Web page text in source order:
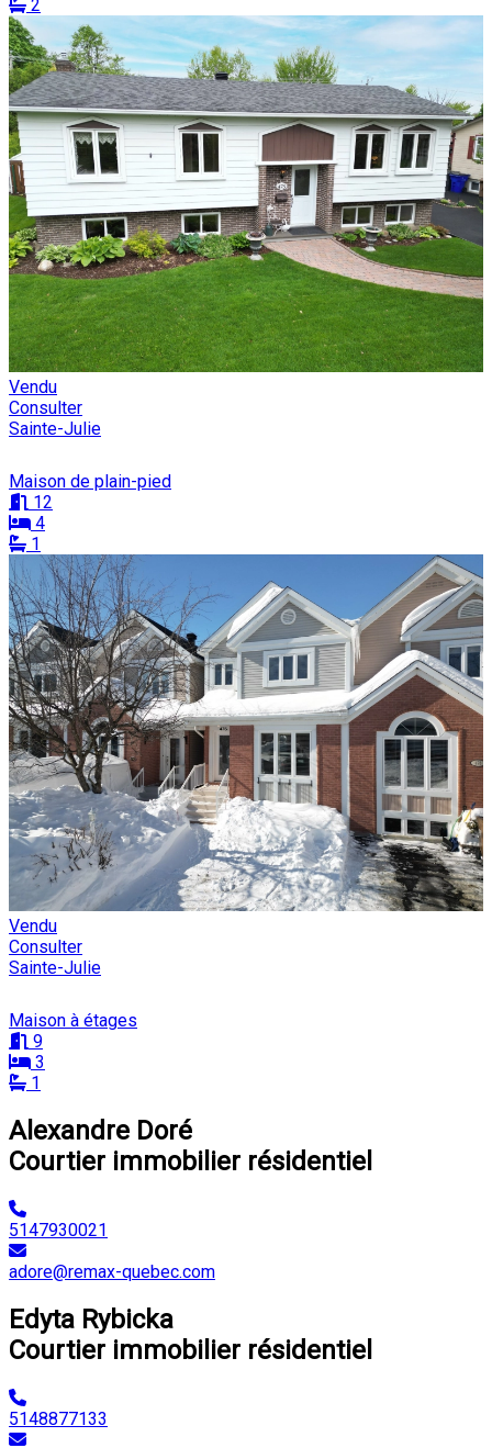
2
Vendu
Consulter
Sainte-Julie
Maison de plain-pied
12
4
1
Vendu
Consulter
Sainte-Julie
Maison à étages
9
3
1
Alexandre Doré
Courtier immobilier résidentiel
5147930021
adore@remax-quebec.com
Edyta Rybicka
Courtier immobilier résidentiel
5148877133